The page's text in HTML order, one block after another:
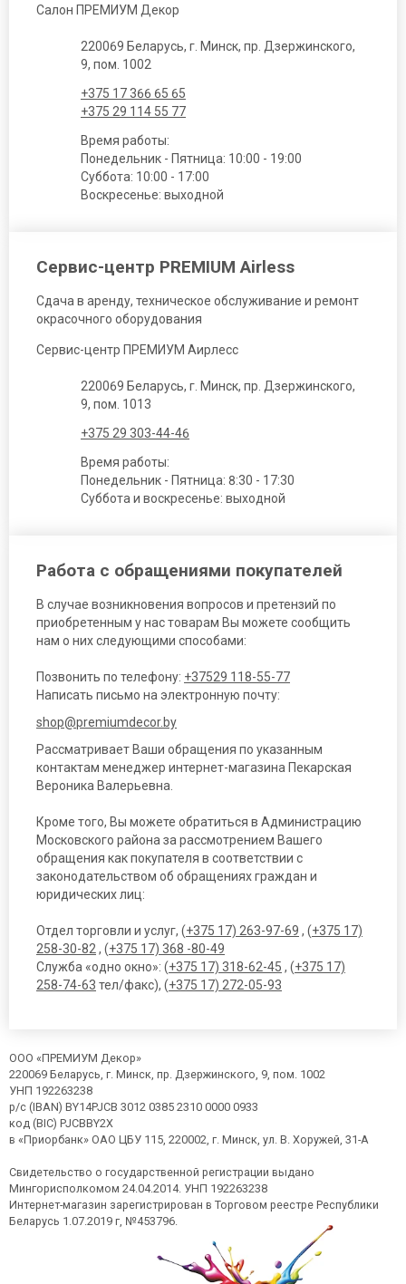
Салон ПРЕМИУМ Декор
220069 Беларусь, г. Минск, пр. Дзержинского,
9, пом. 1002
+375 17 366 65 65
+375 29 114 55 77
Время работы:
Понедельник - Пятница: 10:00 - 19:00
Суббота: 10:00 - 17:00
Воскресенье: выходной
Сервис-центр PREMIUM Airless
Сдача в аренду, техническое обслуживание и ремонт
окрасочного оборудования
Сервис-центр ПРЕМИУМ Аирлесс
220069 Беларусь, г. Минск, пр. Дзержинского,
9, пом. 1013
+375 29 303-44-46
Время работы:
Понедельник - Пятница: 8:30 - 17:30
Суббота и воскресенье: выходной
Работа с обращениями покупателей
В случае возникновения вопросов и претензий по
приобретенным у нас товарам Вы можете сообщить
нам о них следующими способами:
Позвонить по телефону: +37529 118-55-77
Написать письмо на электронную почту:
shop@premiumdecor.by
Рассматривает Ваши обращения по указанным
контактам менеджер интернет-магазина Пекарская
Вероника Валерьевна.
Кроме того, Вы можете обратиться в Администрацию
Московского района за рассмотрением Вашего
обращения как покупателя в соответствии с
законодательством об обращениях граждан и
юридических лиц:
Отдел торговли и услуг, (+375 17) 263-97-69 , (+375 17)
258-30-82 , (+375 17) 368 -80-49
Служба «одно окно»: (+375 17) 318-62-45 , (+375 17)
258-74-63 тел/факс), (+375 17) 272-05-93
ООО «ПРЕМИУМ Декор»
220069 Беларусь, г. Минск, пр. Дзержинского, 9, пом. 1002
УНП 192263238
р/с (IBAN) BY14PJCB 3012 0385 2310 0000 0933
код (BIC) PJCBBY2X
в «Приорбанк» ОАО ЦБУ 115, 220002, г. Минск, ул. В. Хоружей, 31-А
Свидетельство о государственной регистрации выдано
Мингорисполкомом 24.04.2014. УНП 192263238
Интернет-магазин зарегистрирован в Торговом реестре Республики
Беларусь 1.07.2019 г, №453796.